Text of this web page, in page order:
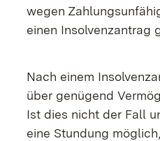
wegen
einen Insolvenzantrag
Nach einem
über genügend
Ist dies nicht der Fall
eine Stundung